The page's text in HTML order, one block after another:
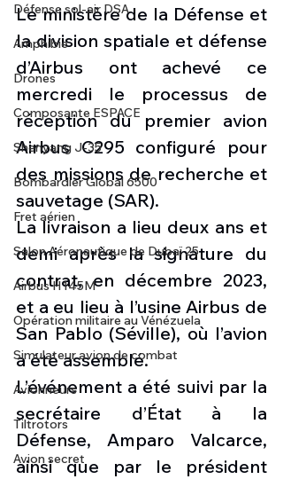
Défense sol-air DSA
Amphibie
Drones
Composante ESPACE
Shenyang J-35
Bombardier Global 6500
Fret aérien
Salon Aéronautique de Dubaï 25
Airbus H145M
Opération militaire au Vénézuela
Simulateur avion de combat
Avionneurs
Tiltrotors
Avion secret
Le ministère de la Défense et
la division spatiale et défense
d’Airbus ont achevé ce
mercredi le processus de
réception du premier avion
Airbus C295 configuré pour
des missions de recherche et
sauvetage (SAR).
La livraison a lieu deux ans et
demi après la signature du
contrat, en décembre 2023,
et a eu lieu à l’usine Airbus de
San Pablo (Séville), où l’avion
a été assemblé.
L’événement a été suivi par la
secrétaire d’État à la
Défense, Amparo Valcarce,
ainsi que par le président